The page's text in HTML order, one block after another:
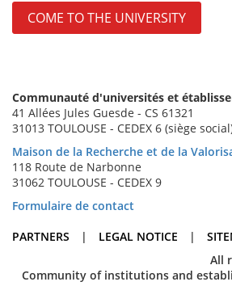
COME TO THE UNIVERSITY
Communauté d'universités et
41 Allées Jules Guesde - CS 61321
31013 TOULOUSE - CEDEX 6 (siège
Maison de la Recherche et de la
118 Route de Narbonne
31062 TOULOUSE - CEDEX 9
Formulaire de contact
PARTNERS
| LEGAL NOTICE |
All
Community of institutions and